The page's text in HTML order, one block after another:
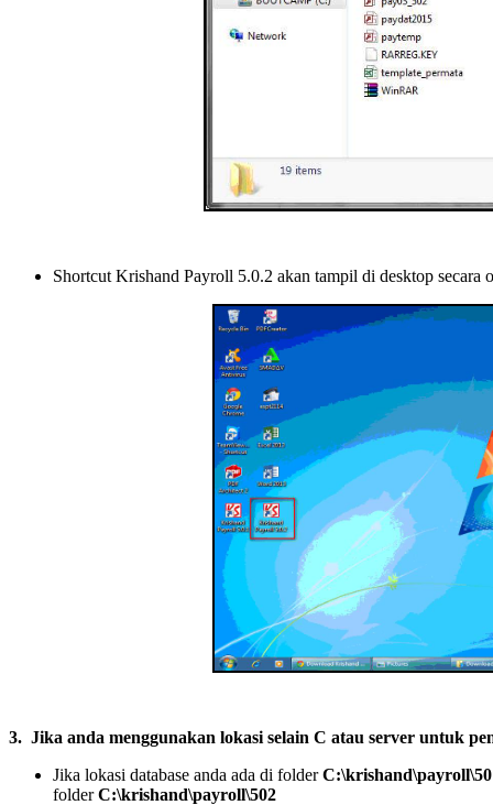
Shortcut Krishand Payroll 5.0.2 akan tampil di desktop secara
3. Jika anda menggunakan lokasi selain C atau server untuk
Jika lokasi database anda ada di folder
folderC:\krishand\payroll\502